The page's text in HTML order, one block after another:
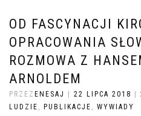
OD FASCYNACJI
OPRACOWANIA
ROZMOWA Z
ARNOLDEM
PRZEZ ENESAJ 22 LIPCA 2018
LUDZIE , PUBLIKACJE , WYWIADY